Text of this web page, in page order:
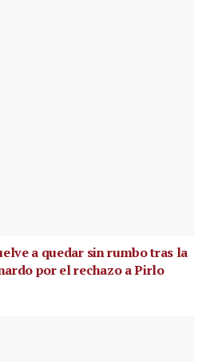
a quedar sin rumbo tras la
por el rechazo a Pirlo